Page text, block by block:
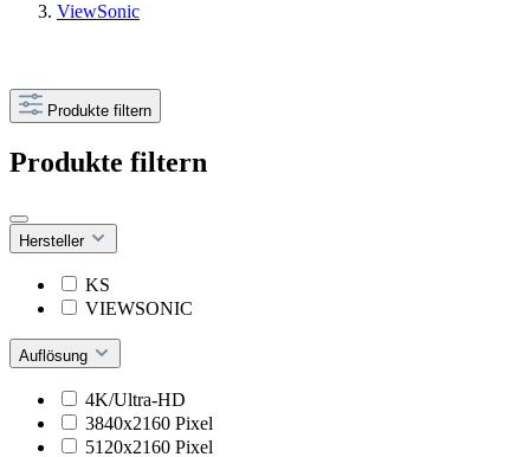
ViewSonic
Produkte filtern
Produkte filtern
Hersteller
KS
VIEWSONIC
Auflösung
4K/Ultra-HD
3840x2160 Pixel
5120x2160 Pixel